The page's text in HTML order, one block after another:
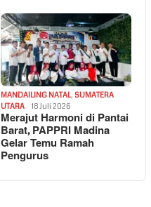
MANDAILING NATAL, SUMATERA
UTARA
18 Juli 2026
Merajut Harmoni di Pantai
Barat, PAPPRI Madina
Gelar Temu Ramah
Pengurus